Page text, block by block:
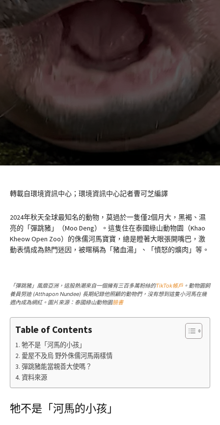
轉載自環境資訊中心；環境資訊中心記者曹可芝編譯
2024年秋天全球最知名的動物，莫過於一隻僅2個月大，黑褐、濕
亮的「彈跳豬」（Moo Deng）。這隻住在泰國綠山動物園（Khao
Kheow Open Zoo）的侏儒河馬寶寶，總是瞪著大眼張開嘴巴，激
動表情成為熱門迷因，被暱稱為「豬血湯」、「憤怒的爌肉」等。
「彈跳豬」風靡亞洲，這股熱潮來自一個擁有三百多萬粉絲的TikTok帳戶 。動物園飼
養員努迪 (Atthapon Nundee) 長期紀錄他照顧的動物們，沒有想到這隻小河馬在幾
週內成為網紅。圖片來源：泰國綠山動物園臉書
Table of Contents
牠不是「河馬的小孩」
愛屋不及烏 野外侏儒河馬兩樣情
彈跳豬能當親善大使嗎？
資料來源
牠不是「河馬的小孩」